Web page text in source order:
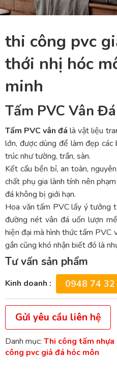
thi công pvc
thới nhị hóc
minh
Tấm PVC Vân
Tấm PVC vân đá là vật liệu
lớn, được dùng để làm đẹp
trúc như tường, trần, sàn.
Kết cấu bền bỉ, an toàn,
chất phụ gia lành tính nên
đá không bị giới hạn.
Hoa văn tấm PVC lấy ý tưởng
đường nét vân đá uốn lượn
hiện đại mà hình thức tấm PVC
gần cũng khó nhận biết đó là
Tư vấn sản phẩm
Kinh doanh : 0948 74 32
Gửi yêu cầu liên hệ
Danh mục: Thi công tấm nhựa
công pvc giả đá hóc môn